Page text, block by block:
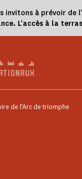
invitons à prévoir
L'accès à la
de l'Arc de triomphe